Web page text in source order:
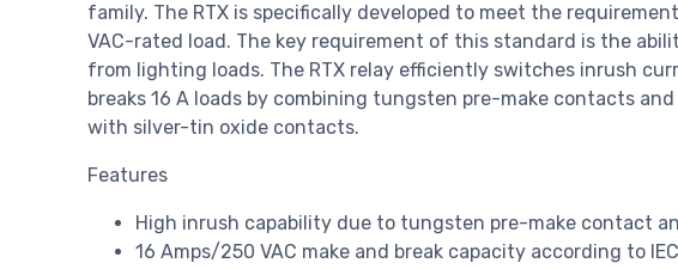
family. The RTX is specifically developed to meet the
VAC-rated load. The key requirement of this standard is the
from lighting loads. The RTX relay efficiently switches inrush
breaks 16 A loads by combining tungsten pre-make contacts
with silver-tin oxide contacts.
Features
High inrush capability due to tungsten pre-make contact
16 Amps/250 VAC make and break capacity according to